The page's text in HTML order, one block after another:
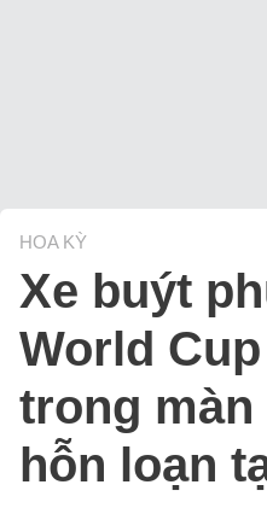
HOA KỲ
Xe buýt
World
trong
hỗn loạn